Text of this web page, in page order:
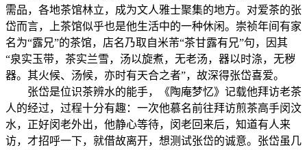
需品，各地茶馆林立，成为文人雅士聚集的地方。对爱茶的张
岱而言，上茶馆似乎也是他生活中的一种休闲。崇祯年间有家
名为“露兄”的茶馆，店名乃取自米芾“茶甘露有兄”句，因其
“泉实玉带，茶实兰雪，汤以旋煮，无老汤，器以时涤，无秽
器。其火候、汤候，亦时有天合之者”，故深得张岱喜爱。
张岱是位识茶辨水的能手，《陶庵梦忆》记载他拜访老茶
人的经过，过程十分有趣：一次他慕名前往拜访煎茶高手闵汶
水，正好闵老外出，他静心等待，闵老回来后，知道有人来
访，才招呼一下，就借故离开，想测试张岱的诚意。张岱虽几